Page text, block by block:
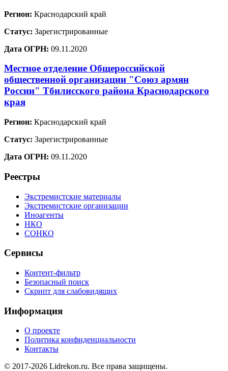
Регион: Краснодарский край
Статус: Зарегистрированные
Дата ОГРН: 09.11.2020
Местное отделение Общероссийской
общественной организации "Союз армян
России" Тбилисского района Краснодарского
края
Регион: Краснодарский край
Статус: Зарегистрированные
Дата ОГРН: 09.11.2020
Реестры
Экстремистские материалы
Экстремистские организации
Иноагенты
НКО
СОНКО
Сервисы
Контент-фильтр
Безопасный поиск
Скрипт для слабовидящих
Информация
О проекте
Политика конфиденциальности
Контакты
© 2017-2026 Lidrekon.ru. Все права защищены.